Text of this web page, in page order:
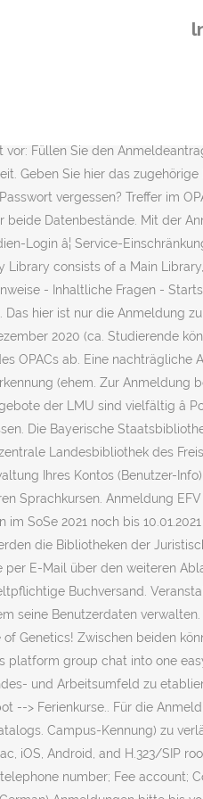
nichtigen Gründen (z. Diese
Füllen Sie den
Geben Sie hier das
vergessen? Treffer im
Datenbestände. Mit der
Login â¦ Service-
Library consists of a Main
- Inhaltliche Fragen -
hier ist nur die Anmeldung
2020 (ca. Studierende
OPACs ab. Eine
(ehem. Zur Anmeldung
der LMU sind vielfältig
Die Bayerische
Landesbibliothek des
Ihres Kontos (Benutzer-
Sprachkursen. Anmeldung
SoSe 2021 noch bis
die Bibliotheken der
E-Mail über den weiteren
Buchversand.
seine Benutzerdaten
Genetics! Zwischen beiden
group chat into one
und Arbeitsumfeld zu
--> Ferienkurse.. Für die
Campus-Kennung) zu
iOS, Android, and H.323/
number; Fee